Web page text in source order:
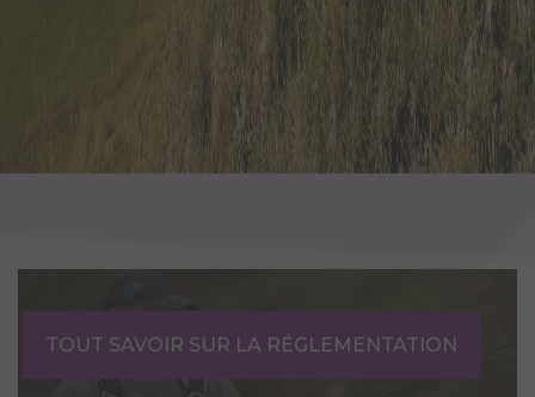
TOUT SAVOIR SUR LA RÉGLEMENTATION